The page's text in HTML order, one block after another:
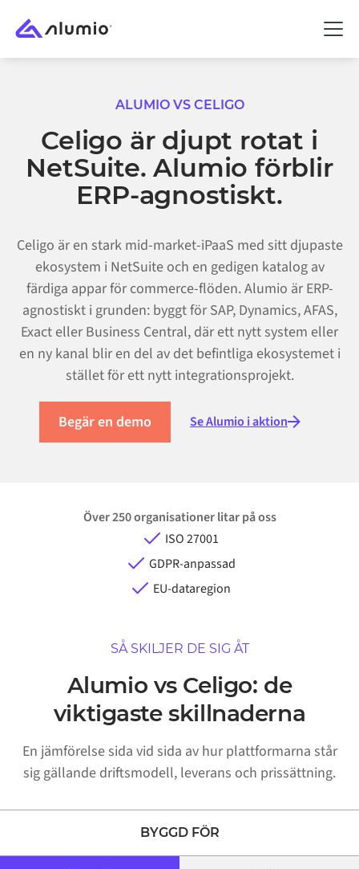
ALUMIO VS CELIGO
Celigo är djupt rotat i
NetSuite. Alumio förblir
ERP-agnostiskt.
Celigo är en stark mid-market-iPaaS med sitt djupaste
ekosystem i NetSuite och en gedigen katalog av
färdiga appar för commerce-flöden. Alumio är ERP-
agnostiskt i grunden: byggt för SAP, Dynamics, AFAS,
Exact eller Business Central, där ett nytt system eller
en ny kanal blir en del av det befintliga ekosystemet i
stället för ett nytt integrationsprojekt.
Begär en demo Se Alumio i aktion
Över 250 organisationer litar på oss
ISO 27001
GDPR-anpassad
EU-dataregion
SÅ SKILJER DE SIG ÅT
Alumio vs Celigo: de
viktigaste skillnaderna
En jämförelse sida vid sida av hur plattformarna står
sig gällande driftsmodell, leverans och prissättning.
BYGGD FÖR